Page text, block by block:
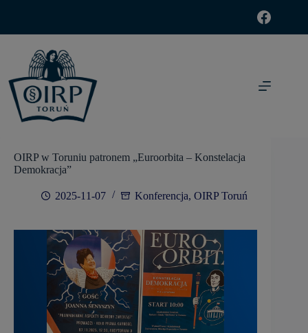
OIRP w Toruniu patronem „Euroorbita – Konstelacja
Demokracja”
2025-11-07 Konferencja, OIRP Toruń